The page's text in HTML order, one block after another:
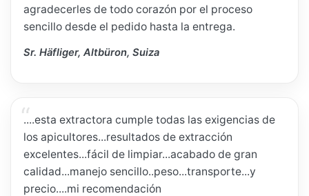
agradecerles de todo corazón por el proceso
sencillo desde el pedido hasta la entrega.
Sr. Häfliger, Altbüron, Suiza
....esta extractora cumple todas las exigencias de
los apicultores...resultados de extracción
excelentes...fácil de limpiar...acabado de gran
calidad...manejo sencillo..peso...transporte...y
precio....mi recomendación